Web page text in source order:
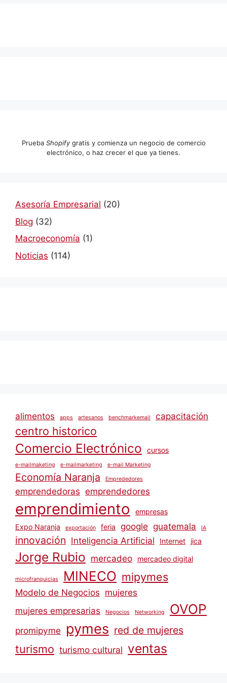
Prueba Shopifygratis y comienza un negocio de comercio
electrónico, o haz crecer el que ya tienes.
Asesoría Empresarial (20)
Blog (32)
Macroeconomía (1)
Noticias (114)
alimentos apps artesanos benchmarkemail capacitación
centro historico
Comercio Electrónico cursos
e-mailmaketing e-mailmarketing e-mail Marketing
Economía Naranja Emprededores
emprendedoras emprendedores
emprendimiento
empresas
Expo Naranja
exportación feria google guatemala IA
innovación Inteligencia Artificial Internet jica
Jorge Rubio mercadeo mercadeo digital
microfranquicias MINECO mipymes
Modelo de Negocios mujeres
mujeres empresarias
Negocios Networking OVOP
promipyme pymes red de mujeres
turismo turismo cultural ventas